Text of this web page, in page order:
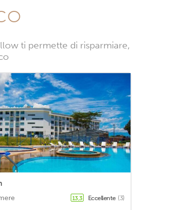
ti permette di risparmiare,
13,3 Eccellente (3)